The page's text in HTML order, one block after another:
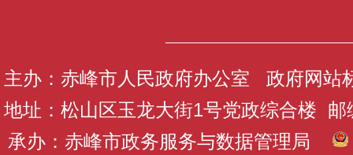
主办：赤峰市人民政府办公室 政府网站
地址：松山区玉龙大街1号党政综合楼 邮
承办：赤峰市政务服务与数据管理局